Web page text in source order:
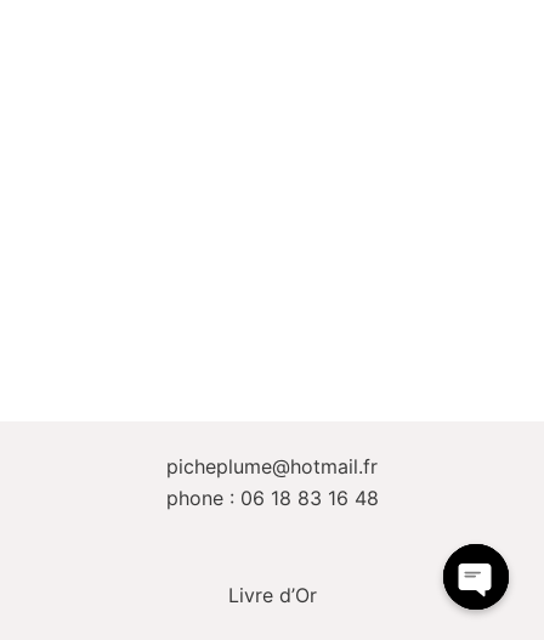
picheplume@hotmail.fr
phone : 06 18 83 16 48
Livre d’Or